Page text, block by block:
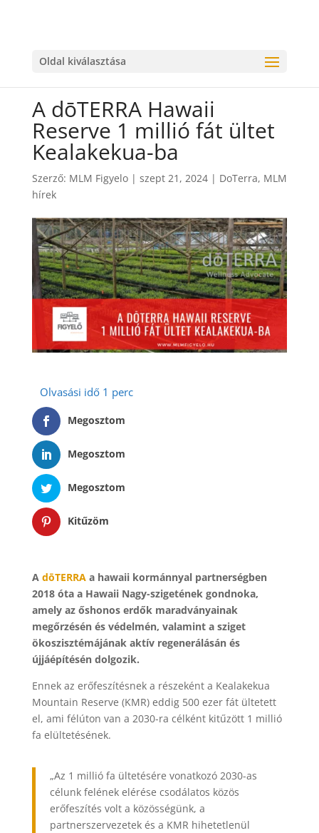
Oldal kiválasztása
A dōTERRA Hawaii
Reserve 1 millió fát ültet
Kealakekua-ba
Szerző: MLM Figyelo| szept 21, 2024| DoTerra, MLM
hírek
Megosztom
Megosztom
Megosztom
Kitűzöm
A dōTERRAa hawaii kormánnyal partnerségben
2018 óta a Hawaii Nagy-szigetének gondnoka,
amely az őshonos erdők maradványainak
megőrzésén és védelmén, valamint a sziget
ökoszisztémájának aktív regenerálásán és
újjáépítésén dolgozik.
Ennek az erőfeszítésnek a részeként a Kealakekua
Mountain Reserve (KMR) eddig 500 ezer fát ültetett
el, ami félúton van a 2030-ra célként kitűzött 1 millió
fa elültetésének.
„Az 1 millió fa ültetésére vonatkozó 2030-as
célunk felének elérése csodálatos közös
erőfeszítés volt a közösségünk, a
partnerszervezetek és a KMR hihetetlenül